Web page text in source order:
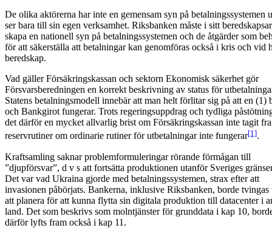
De olika aktörerna har inte en gemensam syn på betalningssystemen
ser bara till sin egen verksamhet. Riksbanken måste i sitt
skapa en nationell syn på betalningssystemen och de åtgärder som
för att säkerställa att betalningar kan genomföras också i kris och vid
beredskap.
Vad gäller Försäkringskassan och sektorn Ekonomisk säkerhet gör
Försvarsberedningen en korrekt beskrivning av status för
Statens betalningsmodell innebär att man helt förlitar sig på att en (1)
och Bankgirot fungerar. Trots regeringsuppdrag och tydliga
det därför en mycket allvarlig brist om Försäkringskassan inte tagit
reservrutiner om ordinarie rutiner för utbetalningar inte fungerar[1].
Kraftsamling saknar problemformuleringar rörande förmågan till
”djupförsvar”, d v s att fortsätta produktionen utanför Sveriges
Det var vad Ukraina gjorde med betalningssystemen, strax efter att
invasionen påbörjats. Bankerna, inklusive Riksbanken, borde
att planera för att kunna flytta sin digitala produktion till datacenter i
land. Det som beskrivs som molntjänster för grunddata i kap 10,
därför lyfts fram också i kap 11.